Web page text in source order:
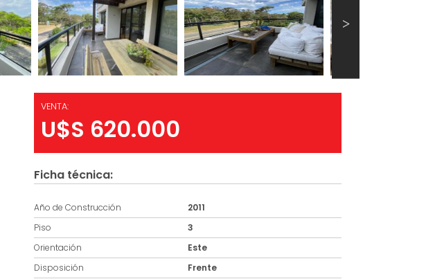
VENTA:
U$S 620.000
Ficha técnica:
Año de Construcción
2011
Piso
3
Orientación
Este
Disposición
Frente